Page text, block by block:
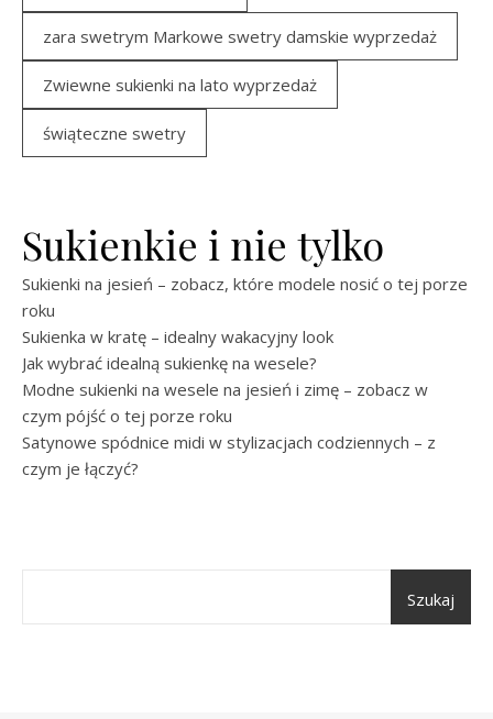
zara swetrym Markowe swetry damskie wyprzedaż
Zwiewne sukienki na lato wyprzedaż
świąteczne swetry
Sukienkie i nie tylko
Sukienki na jesień – zobacz, które modele nosić o tej porze
roku
Sukienka w kratę – idealny wakacyjny look
Jak wybrać idealną sukienkę na wesele?
Modne sukienki na wesele na jesień i zimę – zobacz w
czym pójść o tej porze roku
Satynowe spódnice midi w stylizacjach codziennych – z
czym je łączyć?
Szukaj